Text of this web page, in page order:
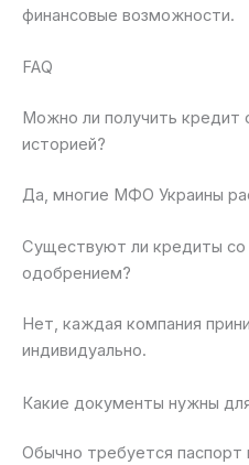
финансовые возможности.
FAQ
Можно ли получить кредит
историей?
Да, многие МФО Украины
Существуют ли кредиты
одобрением?
Нет, каждая компания
индивидуально.
Какие документы нужны
Обычно требуется